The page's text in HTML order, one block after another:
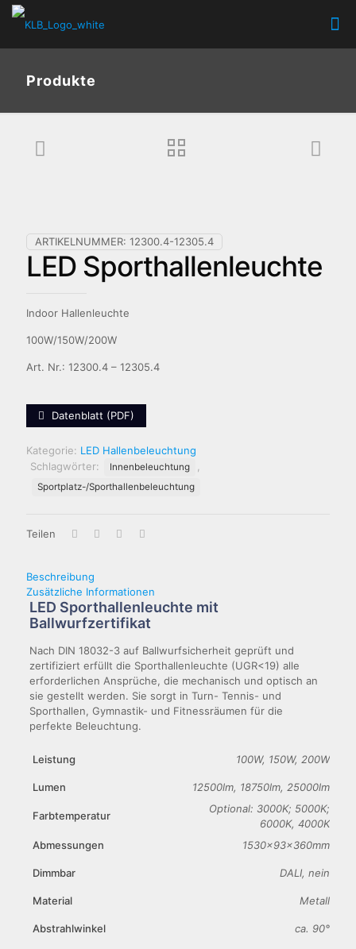
Produkte
ARTIKELNUMMER: 12300.4-12305.4
LED Sporthallenleuchte
Indoor Hallenleuchte
100W/150W/200W
Art. Nr.: 12300.4 – 12305.4
Datenblatt (PDF)
Kategorie: LED Hallenbeleuchtung
Schlagwörter:
Innenbeleuchtung
Sportplatz-/Sporthallenbeleuchtung
Teilen
Beschreibung
Zusätzliche Informationen
LED Sporthallenleuchte mit
Ballwurfzertifikat
Nach DIN 18032-3 auf Ballwurfsicherheit geprüft und
zertifiziert erfüllt die Sporthallenleuchte (UGR<19) alle
erforderlichen Ansprüche, die mechanisch und optisch an
sie gestellt werden. Sie sorgt in Turn- Tennis- und
Sporthallen, Gymnastik- und Fitnessräumen für die
perfekte Beleuchtung.
Leistung 100W, 150W, 200W
Lumen 12500lm, 18750lm, 25000lm
Farbtemperatur
Optional: 3000K; 5000K;
6000K, 4000K
Abmessungen
1530x93x360mm
Dimmbar DALI, nein
Material Metall
Abstrahlwinkel ca. 90°